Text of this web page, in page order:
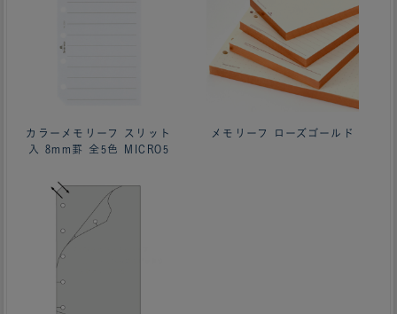
カラーメモリーフ スリット
入 8mm罫 全5色 MICRO5
メモリーフ ローズゴールド